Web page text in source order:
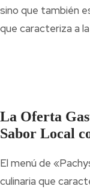
sino que también
que caracteriza a
La Oferta
Sabor Local
El menú de
culinaria que